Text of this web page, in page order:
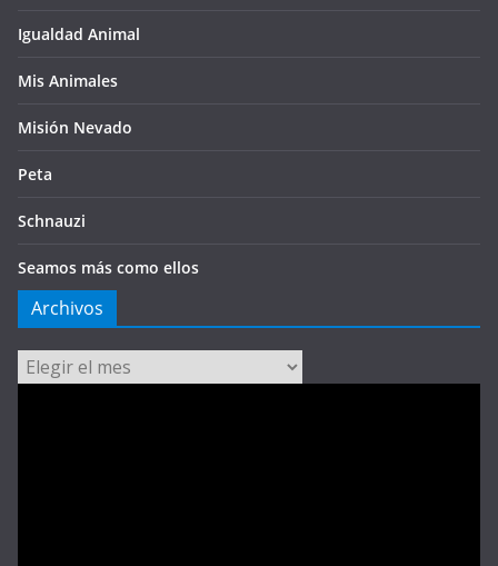
Igualdad Animal
Mis Animales
Misión Nevado
Peta
Schnauzi
Seamos más como ellos
Archivos
Archivos